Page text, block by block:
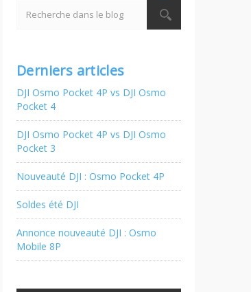
Derniers articles
DJI Osmo Pocket 4P vs DJI Osmo
Pocket 4
DJI Osmo Pocket 4P vs DJI Osmo
Pocket 3
Nouveauté DJI : Osmo Pocket 4P
Soldes été DJI
Annonce nouveauté DJI : Osmo
Mobile 8P